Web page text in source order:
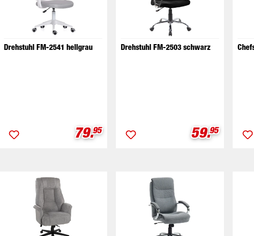
Drehstuhl FM-2541 hellgrau
Verkaufspreis:
79.95
Drehstuhl FM-2503 schwarz
59.95